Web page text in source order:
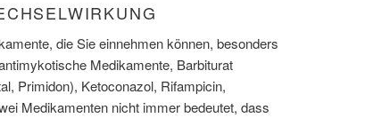
die Sie einnehmen können, besonders
Medikamente, Barbiturat
Primidon), Ketoconazol, Rifampicin,
Medikamenten nicht immer bedeutet, dass